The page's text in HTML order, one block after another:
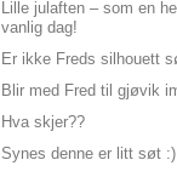
Lille julaften – som en
vanlig dag!
Er ikke Freds silhouett
Blir med Fred til gjøvik
Hva skjer??
Synes denne er litt søt :)